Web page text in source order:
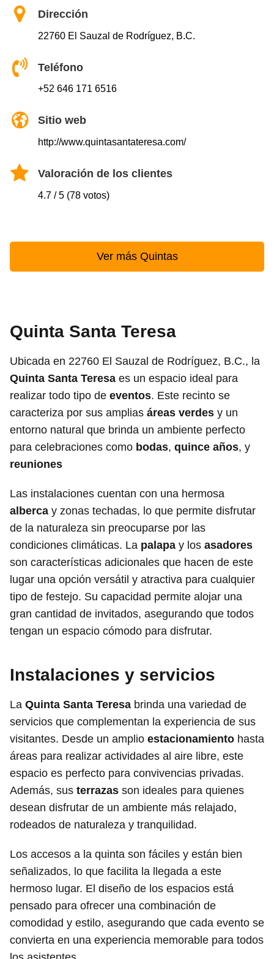
Dirección
22760 El Sauzal de Rodríguez, B.C.
Teléfono
+52 646 171 6516
Sitio web
http://www.quintasantateresa.com/
Valoración de los clientes
4.7 / 5 (78 votos)
Ver más Quintas
Quinta Santa Teresa
Ubicada en 22760 El Sauzal de Rodríguez, B.C., la
Quinta Santa Teresa es un espacio ideal para
realizar todo tipo de eventos. Este recinto se
caracteriza por sus amplias áreas verdes y un
entorno natural que brinda un ambiente perfecto
para celebraciones como bodas, quince años, y
reuniones
Las instalaciones cuentan con una hermosa
alberca y zonas techadas, lo que permite disfrutar
de la naturaleza sin preocuparse por las
condiciones climáticas. La palapa y los asadores
son características adicionales que hacen de este
lugar una opción versátil y atractiva para cualquier
tipo de festejo. Su capacidad permite alojar una
gran cantidad de invitados, asegurando que todos
tengan un espacio cómodo para disfrutar.
Instalaciones y servicios
La Quinta Santa Teresa brinda una variedad de
servicios que complementan la experiencia de sus
visitantes. Desde un amplio estacionamiento hasta
áreas para realizar actividades al aire libre, este
espacio es perfecto para convivencias privadas.
Además, sus terrazas son ideales para quienes
desean disfrutar de un ambiente más relajado,
rodeados de naturaleza y tranquilidad.
Los accesos a la quinta son fáciles y están bien
señalizados, lo que facilita la llegada a este
hermoso lugar. El diseño de los espacios está
pensado para ofrecer una combinación de
comodidad y estilo, asegurando que cada evento se
convierta en una experiencia memorable para todos